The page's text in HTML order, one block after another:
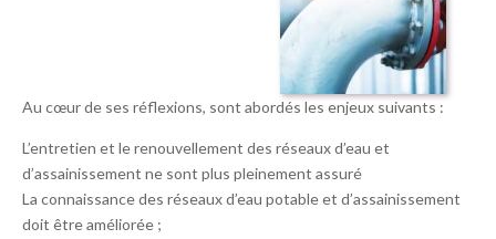
Au cœur de ses réflexions, sont abordés les enjeux suivants :
L’entretien et le renouvellement des réseaux d’eau et
d’assainissement ne sont plus pleinement assuré
La connaissance des réseaux d’eau potable et d’assainissement
doit être améliorée ;​